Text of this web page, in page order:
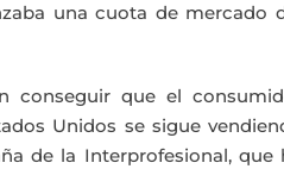
una cuota de mercado
conseguir que el
Unidos se sigue
de la Interprofesional, que